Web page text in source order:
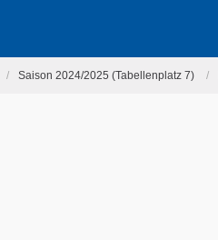
Saison 2024/2025 (Tabellenplatz 7)